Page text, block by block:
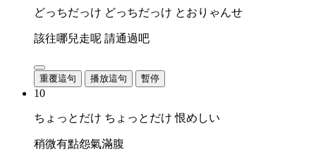
どっちだっけ どっちだっけ とおりゃんせ
該往哪兒走呢 請通過吧
重覆這句 播放這句 暫停
10
ちょっとだけ ちょっとだけ 恨めしい
稍微有點怨氣滿腹